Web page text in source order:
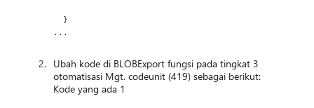
  }
...
Ubah kode di BLOBExport fungsi pada tingkat 3
otomatisasi Mgt. codeunit (419) sebagai berikut:
Kode yang ada 1